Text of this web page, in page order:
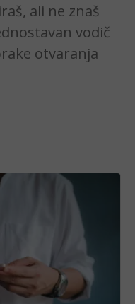
ali ne znaš
vodič
otvaranja